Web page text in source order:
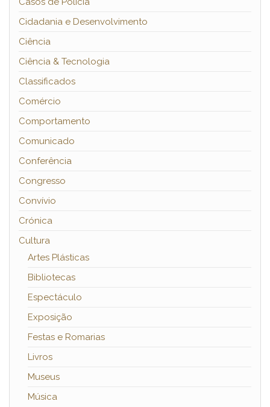
Cidadania e Desenvolvimento
Ciência
Ciência & Tecnologia
Classificados
Comércio
Comportamento
Comunicado
Conferência
Congresso
Convívio
Crónica
Cultura
Artes Plásticas
Bibliotecas
Espectáculo
Exposição
Festas e Romarias
Livros
Museus
Música